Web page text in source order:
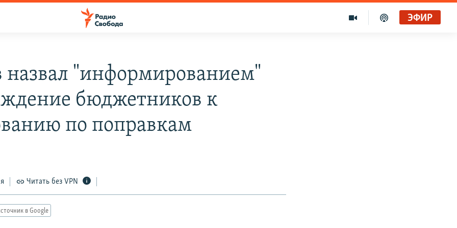
ЭФИР
назвал "информированием"
бюджетников к
по поправкам
Читать без VPN
в Google